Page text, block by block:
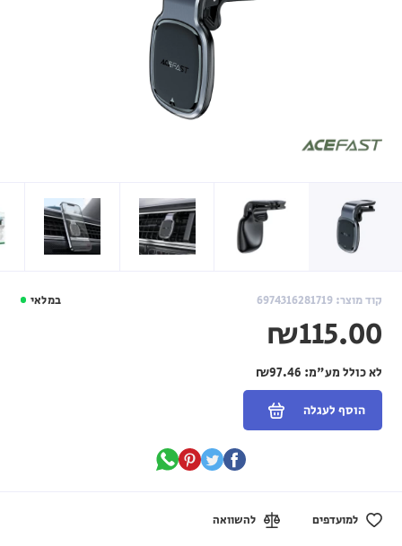
במלאי קוד מוצר: 6974316281719
₪115.00
לא כולל מע"מ:
הוסף לעגלה
למועדפים להשוואה